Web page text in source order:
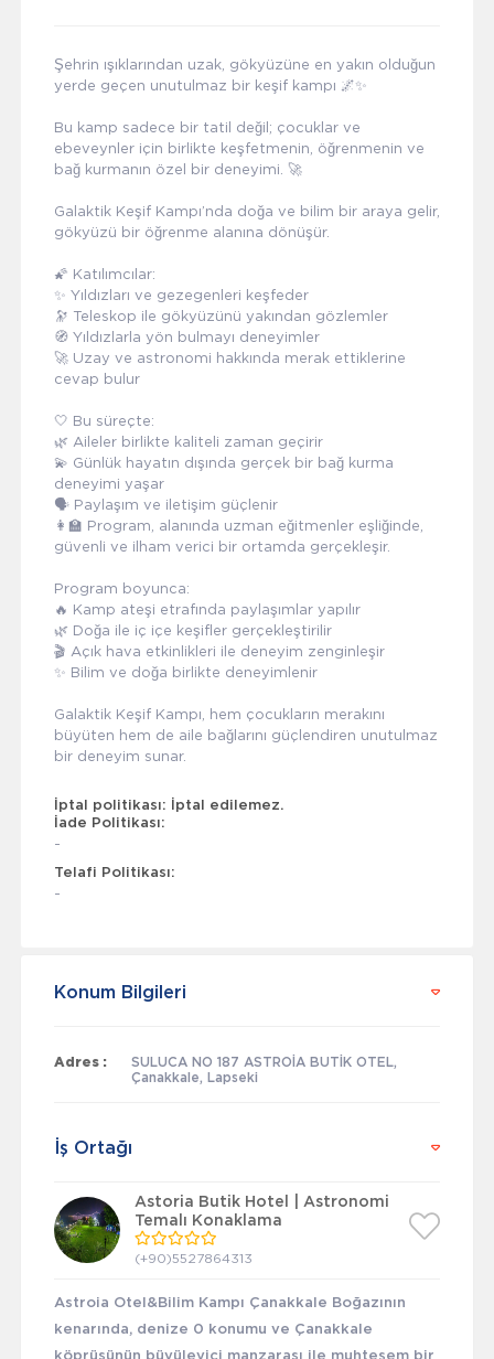
Şehrin ışıklarından uzak, gökyüzüne en yakın olduğun
yerde geçen unutulmaz bir keşif kampı 🌌✨
Bu kamp sadece bir tatil değil; çocuklar ve
ebeveynler için birlikte keşfetmenin, öğrenmenin ve
bağ kurmanın özel bir deneyimi. 🚀
Galaktik Keşif Kampı’nda doğa ve bilim bir araya gelir,
gökyüzü bir öğrenme alanına dönüşür.
🌠 Katılımcılar:
✨ Yıldızları ve gezegenleri keşfeder
🔭 Teleskop ile gökyüzünü yakından gözlemler
🧭 Yıldızlarla yön bulmayı deneyimler
🚀 Uzay ve astronomi hakkında merak ettiklerine
cevap bulur
🤍 Bu süreçte:
🌿 Aileler birlikte kaliteli zaman geçirir
💫 Günlük hayatın dışında gerçek bir bağ kurma
deneyimi yaşar
🗣️ Paylaşım ve iletişim güçlenir
👩‍🏫 Program, alanında uzman eğitmenler eşliğinde,
güvenli ve ilham verici bir ortamda gerçekleşir.
Program boyunca:
🔥 Kamp ateşi etrafında paylaşımlar yapılır
🌿 Doğa ile iç içe keşifler gerçekleştirilir
🎬 Açık hava etkinlikleri ile deneyim zenginleşir
✨ Bilim ve doğa birlikte deneyimlenir
Galaktik Keşif Kampı, hem çocukların merakını
büyüten hem de aile bağlarını güçlendiren unutulmaz
bir deneyim sunar.
İptal politikası:
İptal edilemez.
İade Politikası:
-
Telafi Politikası:
-
Konum Bilgileri
Adres :
SULUCA NO 187 ASTROİA BUTİK OTEL,
Çanakkale, Lapseki
İş Ortağı
Astoria Butik Hotel | Astronomi
Temalı Konaklama
(+90)5527864313
Astroia Otel&Bilim Kampı Çanakkale Boğazının
kenarında, denize 0 konumu ve Çanakkale